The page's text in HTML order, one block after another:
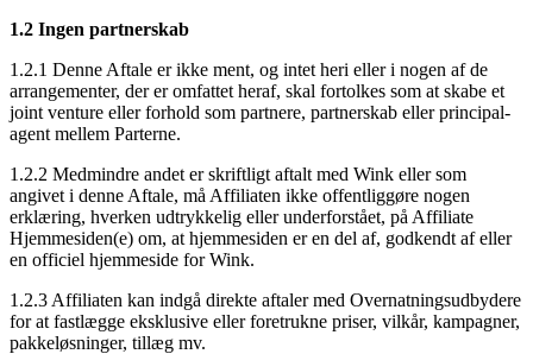
1.2 Ingen partnerskab
1.2.1 Denne Aftale er ikke ment, og intet heri eller i nogen af de
arrangementer, der er omfattet heraf, skal fortolkes som at skabe et
joint venture eller forhold som partnere, partnerskab eller principal-
agent mellem Parterne.
1.2.2 Medmindre andet er skriftligt aftalt med Wink eller som
angivet i denne Aftale, må Affiliaten ikke offentliggøre nogen
erklæring, hverken udtrykkelig eller underforstået, på Affiliate
Hjemmesiden(e) om, at hjemmesiden er en del af, godkendt af eller
en officiel hjemmeside for Wink.
1.2.3 Affiliaten kan indgå direkte aftaler med Overnatningsudbydere
for at fastlægge eksklusive eller foretrukne priser, vilkår, kampagner,
pakkeløsninger, tillæg mv.